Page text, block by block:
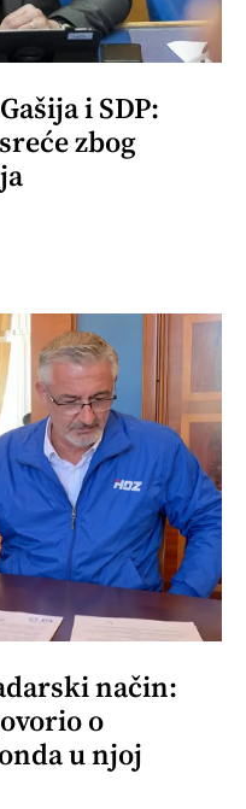
i SDP:
zbog
način:
o
u njoj